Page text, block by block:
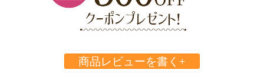
商品レビューを書く+